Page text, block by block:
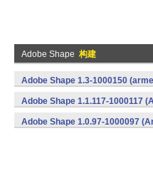
Adobe Shape 构建
Adobe Shape 1.3-1000150
Adobe Shape 1.1.117-1000117
Adobe Shape 1.0.97-1000097